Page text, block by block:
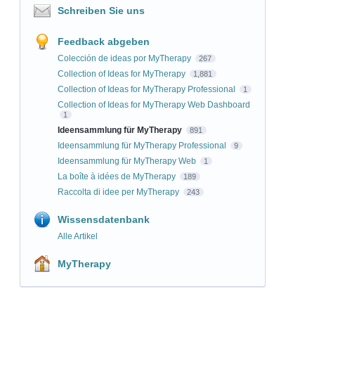
Schreiben Sie uns
Feedback abgeben
Colección de ideas por MyTherapy 267
Collection of Ideas for MyTherapy 1,881
Collection of Ideas for MyTherapy Professional 1
Collection of Ideas for MyTherapy Web Dashboard
1
Ideensammlung für MyTherapy 891
Ideensammlung für MyTherapy Professional 9
Ideensammlung für MyTherapy Web 1
La boîte à idées de MyTherapy 189
Raccolta di idee per MyTherapy 243
Wissensdatenbank
Alle Artikel
MyTherapy